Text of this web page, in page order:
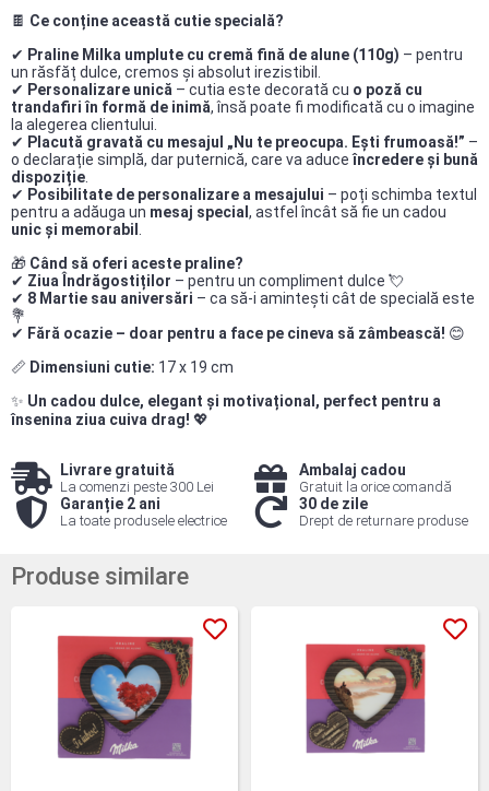
🍫 Ce conține această cutie specială?
✔ Praline Milka umplute cu cremă fină de alune (110g) – pentru
un răsfăț dulce, cremos și absolut irezistibil.
✔ Personalizare unică – cutia este decorată cu o poză cu
trandafiri în formă de inimă, însă poate fi modificată cu o imagine
la alegerea clientului.
✔ Placută gravată cu mesajul „Nu te preocupa. Ești frumoasă!” –
o declarație simplă, dar puternică, care va aduceîncredere și bună
dispoziție
✔ Posibilitate de personalizare a mesajului – poți schimba textul
pentru a adăuga un mesaj special , astfel încât să fie un cadou
unic și memorabil
🎁 Când să oferi aceste praline?
✔ Ziua Îndrăgostiților – pentru un compliment dulce 💘
✔ 8 Martie sau aniversări – ca să-i amintești cât de specială este
💐
✔ Fără ocazie – doar pentru a face pe cineva să zâmbească! 😊
📏 Dimensiuni cutie: 17 x 19 cm
✨ Un cadou dulce, elegant și motivațional, perfect pentru a
însenina ziua cuiva drag! 💖
Livrare gratuită
La comenzi peste 300 Lei
Ambalaj cadou
Gratuit la orice comandă
Garanție 2 ani
La toate produsele electrice
30 de zile
Drept de returnare produse
Produse similare